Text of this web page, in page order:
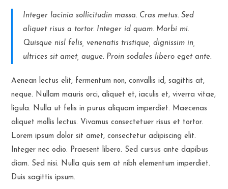
Integer lacinia sollicitudin massa. Cras metus. Sed
aliquet risus a tortor. Integer id quam. Morbi mi.
Quisque nisl felis, venenatis tristique, dignissim in,
ultrices sit amet, augue. Proin sodales libero eget ante.
Aenean lectus elit, fermentum non, convallis id, sagittis at,
neque. Nullam mauris orci, aliquet et, iaculis et, viverra vitae,
ligula. Nulla ut felis in purus aliquam imperdiet. Maecenas
aliquet mollis lectus. Vivamus consectetuer risus et tortor.
Lorem ipsum dolor sit amet, consectetur adipiscing elit.
Integer nec odio. Praesent libero. Sed cursus ante dapibus
diam. Sed nisi. Nulla quis sem at nibh elementum imperdiet.
Duis sagittis ipsum.